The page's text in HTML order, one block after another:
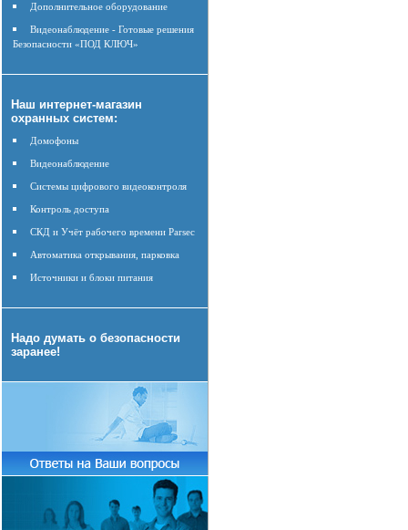
Дополнительное оборудование
Видеонаблюдение - Готовые решения
Безопасности «ПОД КЛЮЧ»
Наш интернет-магазин
охранных систем:
Домофоны
Видеонаблюдение
Системы цифрового видеоконтроля
Контроль доступа
СКД и Учёт рабочего времени Parsec
Автоматика открывания, парковка
Источники и блоки питания
Надо думать о безопасности
заранее!